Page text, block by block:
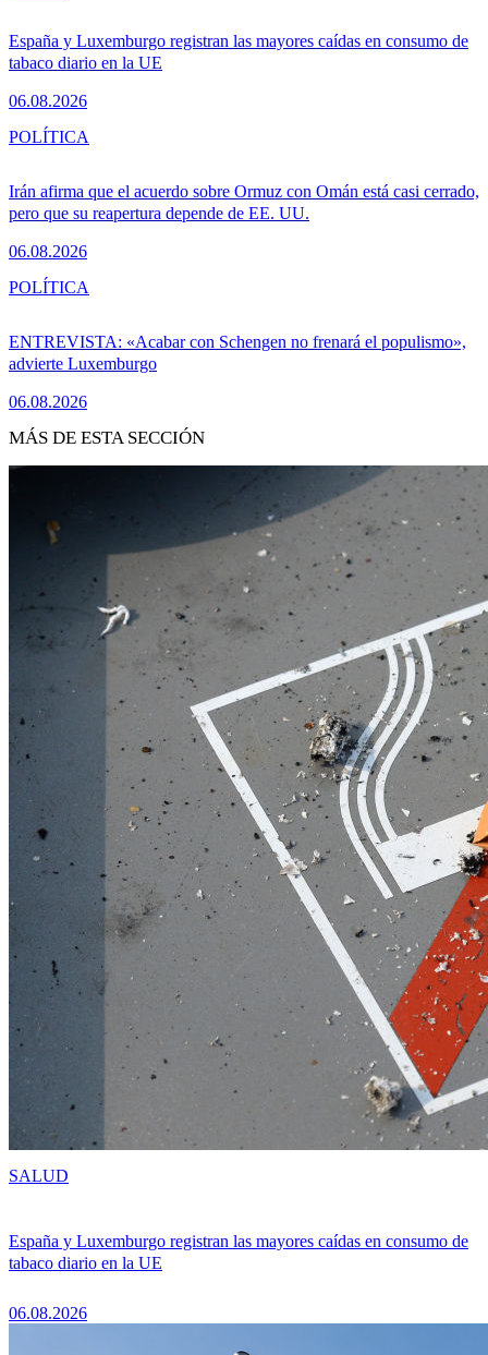
España y Luxemburgo registran las mayores caídas en consumo de
tabaco diario en la UE
06.08.2026
Irán afirma que el acuerdo sobre Ormuz con Omán está casi cerrado,
pero que su reapertura depende de EE. UU.
06.08.2026
POLÍTICA
ENTREVISTA: «Acabar con Schengen no frenará el populismo»,
advierte Luxemburgo
06.08.2026
POLÍTICA
MÁS DE ESTA SECCIÓN
España y Luxemburgo registran las mayores caídas en consumo de
tabaco diario en la UE
06.08.2026
SALUD